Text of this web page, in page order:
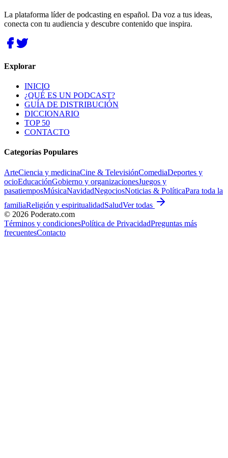
La plataforma líder de podcasting en español. Da voz a tus ideas,
conecta con tu audiencia y descubre contenido que inspira.
Explorar
INICIO
¿QUÉ ES UN PODCAST?
GUÍA DE DISTRIBUCIÓN
DICCIONARIO
TOP 50
CONTACTO
Categorías Populares
ArteCiencia y medicinaCine & TelevisiónComediaDeportes y
ocioEducaciónGobierno y organizacionesJuegos y
pasatiemposMúsicaNavidadNegociosNoticias & PolíticaPara toda la
familiaReligión y espiritualidadSaludVer todas
© 2026 Poderato.com
Términos y condicionesPolítica de PrivacidadPreguntas más
frecuentesContacto